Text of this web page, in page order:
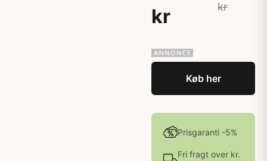
kr
kr
Køb her
Prisgaranti -5%
Fri fragt over kr.